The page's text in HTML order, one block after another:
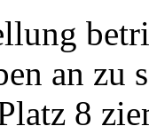
an zu
8